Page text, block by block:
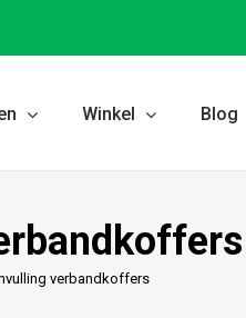
Winkel Blog
verbandkoffers